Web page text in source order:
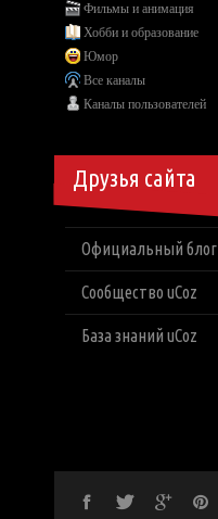
Фильмы и анимация
Хобби и образование
Юмор
Все каналы
Каналы пользователей
Друзья сайта
Официальный блог
Сообщество uCoz
База знаний uCoz